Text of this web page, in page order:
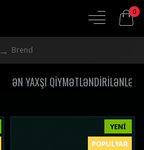
0
Brend
ƏN YAXŞI QIYMƏTLƏNDIRILƏNLƏR
YENI
POPULYAR